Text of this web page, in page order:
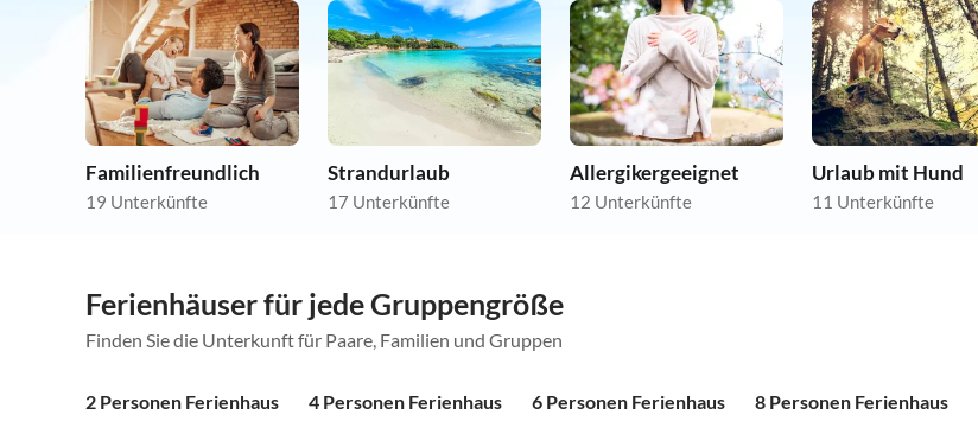
Familienfreundlich
19 Unterkünfte
Strandurlaub
17 Unterkünfte
Allergikergeeignet
12 Unterkünfte
Urlaub mit Hund
11 Unterkünfte
Ferienhäuser für jede Gruppengröße
Finden Sie die Unterkunft für Paare, Familien und Gruppen
2 Personen Ferienhaus 4 Personen Ferienhaus 6 Personen Ferienhaus 8 Personen Ferienhaus